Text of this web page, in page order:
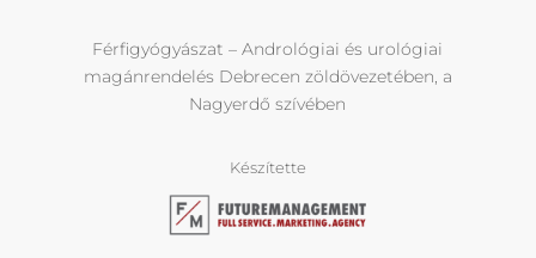
Férfigyógyászat – Andrológiai és urológiai
magánrendelés Debrecen zöldövezetében, a
Nagyerdő szívében
Készítette